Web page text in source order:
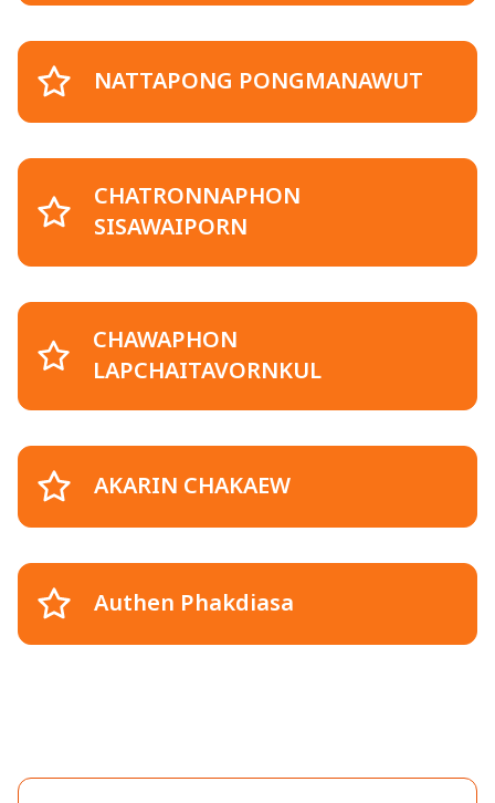
NATTAPONG PONGMANAWUT
CHATRONNAPHON
SISAWAIPORN
CHAWAPHON
LAPCHAITAVORNKUL
AKARIN CHAKAEW
Authen Phakdiasa